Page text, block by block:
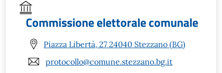
Commissione elettorale comunale
Piazza Libertà, 27 24040 Stezzano (BG)
protocollo@comune.stezzano.bg.it